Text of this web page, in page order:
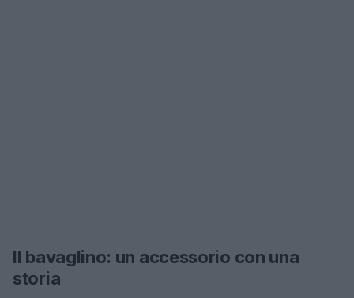
Il bavaglino: un accessorio con una
storia